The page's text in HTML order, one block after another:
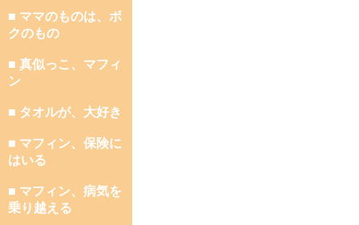
■ ママのものは、ボ
クのもの
■ 真似っこ、マフィ
ン
■ タオルが、大好き
■ マフィン、保険に
はいる
■ マフィン、病気を
乗り越える